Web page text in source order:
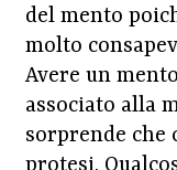
del mento
molto
Avere un
associato alla
sorprende che